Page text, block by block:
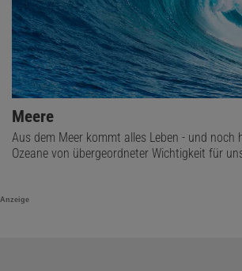
Meere
Aus dem Meer kommt alles Leben - und noch
Ozeane von übergeordneter Wichtigkeit für
Anzeige